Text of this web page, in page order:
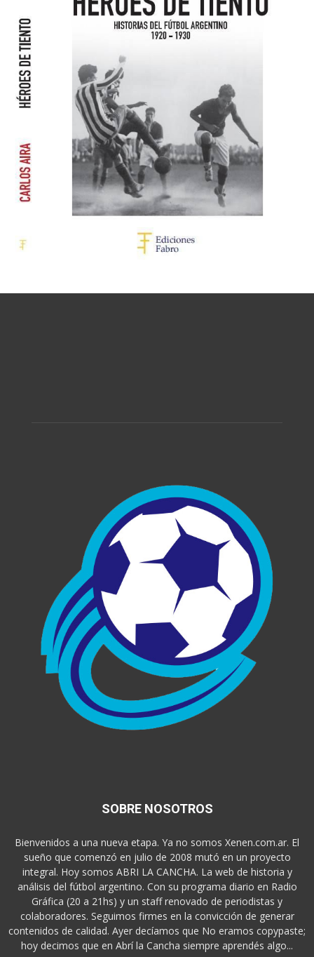
SOBRE NOSOTROS
Bienvenidos a una nueva etapa. Ya no somos Xenen.com.ar. El
sueño que comenzó en julio de 2008 mutó en un proyecto
integral. Hoy somos ABRI LA CANCHA. La web de historia y
análisis del fútbol argentino. Con su programa diario en Radio
Gráfica (20 a 21hs) y un staff renovado de periodistas y
colaboradores. Seguimos firmes en la convicción de generar
contenidos de calidad. Ayer decíamos que No eramos copypaste;
hoy decimos que en Abrí la Cancha siempre aprendés algo...